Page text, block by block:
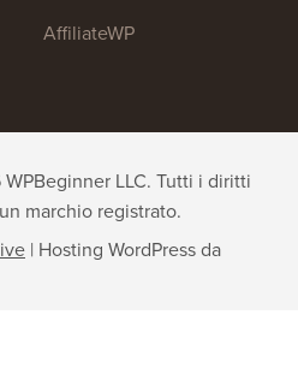
AffiliateWP
LLC. Tutti i diritti
marchio registrato.
| Hosting WordPressda